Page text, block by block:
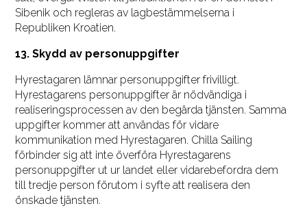
Sibenik och regleras av lagbestämmelserna i
Republiken Kroatien.
13. Skydd av personuppgifter
Hyrestagaren lämnar personuppgifter frivilligt.
Hyrestagarens personuppgifter är nödvändiga i
realiseringsprocessen av den begärda tjänsten. Samma
uppgifter kommer att användas för vidare
kommunikation med Hyrestagaren. Chilla Sailing
förbinder sig att inte överföra Hyrestagarens
personuppgifter ut ur landet eller vidarebefordra dem
till tredje person förutom i syfte att realisera den
önskade tjänsten.